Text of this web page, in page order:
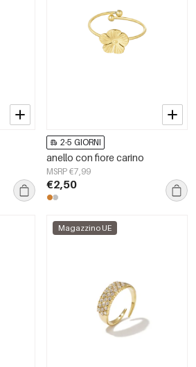
2-5 GIORNI
anello con fiore carino
MSRP €7,99
€2,50
Magazzino UE